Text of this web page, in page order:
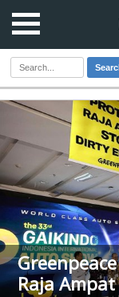
Raja